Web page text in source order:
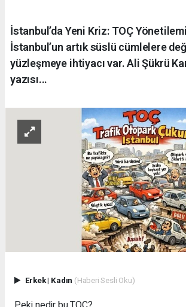
İstanbul’da Yeni Kriz: TOÇ
İstanbul’un artık süslü cümlelere
yüzleşmeye ihtiyacı var. Ali Şükrü
yazısı...
Erkek| Kadın (Haberi Sesli Oku)
Peki nedir bu TOÇ?